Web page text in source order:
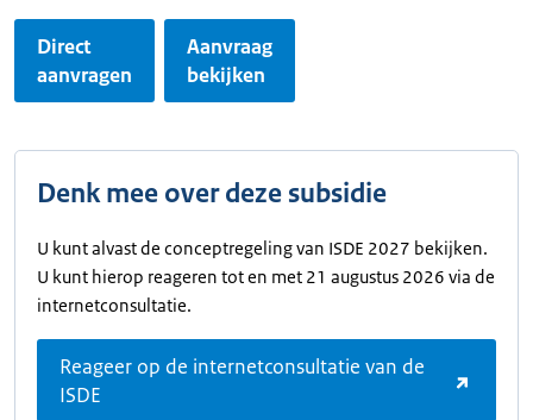
Direct
aanvragen
Aanvraag
bekijken
Denk mee over deze subsidie
U kunt alvast de conceptregeling van ISDE 2027 bekijken.
U kunt hierop reageren tot en met 21 augustus 2026 via de
internetconsultatie.
Reageer op de internetconsultatie van de
ISDE